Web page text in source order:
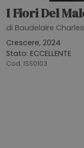
I Fiori Del
di Baudelaire Charles
Crescere, 2024
Stato: ECCELLENTE
Cod. ISS0103